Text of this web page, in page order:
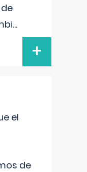
...
+
el
de